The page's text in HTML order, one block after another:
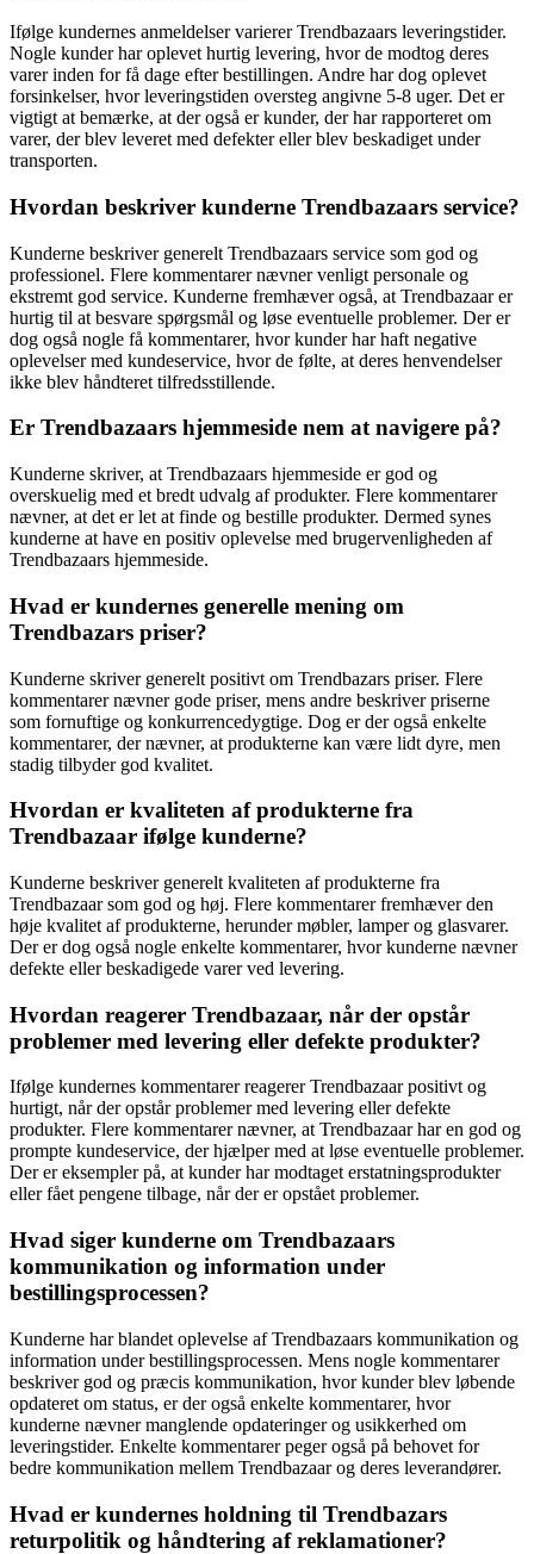
Ifølge kundernes anmeldelser varierer Trendbazaars leveringstider.
Nogle kunder har oplevet hurtig levering, hvor de modtog deres
varer inden for få dage efter bestillingen. Andre har dog oplevet
forsinkelser, hvor leveringstiden oversteg angivne 5-8 uger. Det er
vigtigt at bemærke, at der også er kunder, der har rapporteret om
varer, der blev leveret med defekter eller blev beskadiget under
transporten.
Hvordan beskriver kunderne Trendbazaars service?
Kunderne beskriver generelt Trendbazaars service som god og
professionel. Flere kommentarer nævner venligt personale og
ekstremt god service. Kunderne fremhæver også, at Trendbazaar er
hurtig til at besvare spørgsmål og løse eventuelle problemer. Der er
dog også nogle få kommentarer, hvor kunder har haft negative
oplevelser med kundeservice, hvor de følte, at deres henvendelser
ikke blev håndteret tilfredsstillende.
Er Trendbazaars hjemmeside nem at navigere på?
Kunderne skriver, at Trendbazaars hjemmeside er god og
overskuelig med et bredt udvalg af produkter. Flere kommentarer
nævner, at det er let at finde og bestille produkter. Dermed synes
kunderne at have en positiv oplevelse med brugervenligheden af
Trendbazaars hjemmeside.
Hvad er kundernes generelle mening om
Trendbazars priser?
Kunderne skriver generelt positivt om Trendbazars priser. Flere
kommentarer nævner gode priser, mens andre beskriver priserne
som fornuftige og konkurrencedygtige. Dog er der også enkelte
kommentarer, der nævner, at produkterne kan være lidt dyre, men
stadig tilbyder god kvalitet.
Hvordan er kvaliteten af produkterne fra
Trendbazaar ifølge kunderne?
Kunderne beskriver generelt kvaliteten af produkterne fra
Trendbazaar som god og høj. Flere kommentarer fremhæver den
høje kvalitet af produkterne, herunder møbler, lamper og glasvarer.
Der er dog også nogle enkelte kommentarer, hvor kunderne nævner
defekte eller beskadigede varer ved levering.
Hvordan reagerer Trendbazaar, når der opstår
problemer med levering eller defekte produkter?
Ifølge kundernes kommentarer reagerer Trendbazaar positivt og
hurtigt, når der opstår problemer med levering eller defekte
produkter. Flere kommentarer nævner, at Trendbazaar har en god og
prompte kundeservice, der hjælper med at løse eventuelle problemer.
Der er eksempler på, at kunder har modtaget erstatningsprodukter
eller fået pengene tilbage, når der er opstået problemer.
Hvad siger kunderne om Trendbazaars
kommunikation og information under
bestillingsprocessen?
Kunderne har blandet oplevelse af Trendbazaars kommunikation og
information under bestillingsprocessen. Mens nogle kommentarer
beskriver god og præcis kommunikation, hvor kunder blev løbende
opdateret om status, er der også enkelte kommentarer, hvor
kunderne nævner manglende opdateringer og usikkerhed om
leveringstider. Enkelte kommentarer peger også på behovet for
bedre kommunikation mellem Trendbazaar og deres leverandører.
Hvad er kundernes holdning til Trendbazars
returpolitik og håndtering af reklamationer?